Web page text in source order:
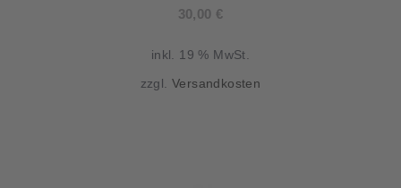
30,00 €Aktueller
30,00 €.
inkl. 19 % MwSt.
zzgl.Versandkosten